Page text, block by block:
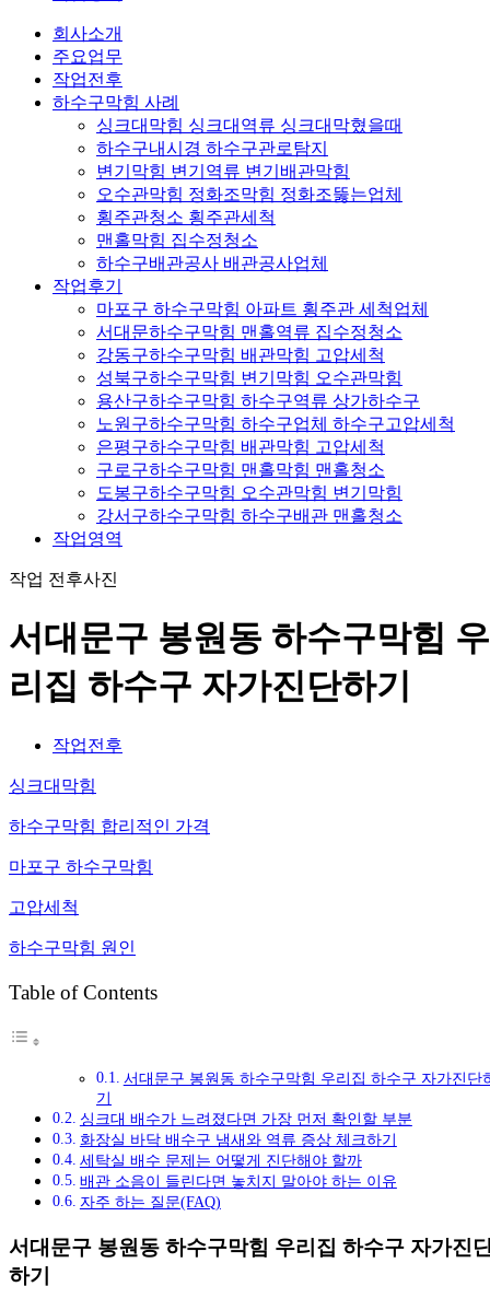
회사소개
주요업무
작업전후
하수구막힘 사례
싱크대막힘 싱크대역류 싱크대막혔을때
하수구내시경 하수구관로탐지
변기막힘 변기역류 변기배관막힘
오수관막힘 정화조막힘 정화조뚫는업체
횡주관청소 횡주관세척
맨홀막힘 집수정청소
하수구배관공사 배관공사업체
작업후기
마포구 하수구막힘 아파트 횡주관 세척업체
서대문하수구막힘 맨홀역류 집수정청소
강동구하수구막힘 배관막힘 고압세척
성북구하수구막힘 변기막힘 오수관막힘
용산구하수구막힘 하수구역류 상가하수구
노원구하수구막힘 하수구업체 하수구고압세척
은평구하수구막힘 배관막힘 고압세척
구로구하수구막힘 맨홀막힘 맨홀청소
도봉구하수구막힘 오수관막힘 변기막힘
강서구하수구막힘 하수구배관 맨홀청소
작업영역
작업 전후사진
서대문구 봉원동 하수구막힘 우
리집 하수구 자가진단하기
작업전후
싱크대막힘
하수구막힘 합리적인 가격
마포구 하수구막힘
고압세척
하수구막힘 원인
Table of Contents
서대문구 봉원동 하수구막힘 우리집 하수구 자가진단
기
싱크대 배수가 느려졌다면 가장 먼저 확인할 부분
화장실 바닥 배수구 냄새와 역류 증상 체크하기
세탁실 배수 문제는 어떻게 진단해야 할까
배관 소음이 들린다면 놓치지 말아야 하는 이유
자주 하는 질문(FAQ)
서대문구 봉원동 하수구막힘 우리집 하수구 자가진
하기